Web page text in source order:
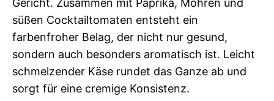
Gericht. Zusammen mit Paprika, Möhren und
süßen Cocktailtomaten entsteht ein
farbenfroher Belag, der nicht nur gesund,
sondern auch besonders aromatisch ist. Leicht
schmelzender Käse rundet das Ganze ab und
sorgt für eine cremige Konsistenz.